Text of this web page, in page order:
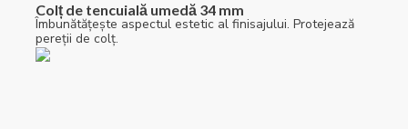
Colț de tencuială umedă 34 mm
Îmbunătățește aspectul estetic al finisajului. Protejează
pereții de colț.